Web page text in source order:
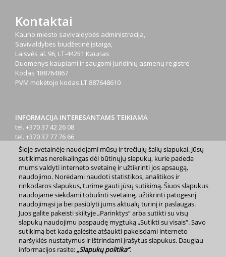
Kontaktai
Kauno miesto savivaldybės administracija,
Savivaldybės biudžetinė įstaiga,
Laisvės al. 96, LT-44251 Kaunas
Duomenys kaupiami ir saugomi Juridinių asmenų registre
Kodas 188764867
PVM mokėtojo kodas LT 887648610
INFORMACIJA INTERESANTAMS TEIKIAMA
tel. +370 37 42 26 08
tel. +370 37 77 76 66
tel. +370 660 07000
el. p.info@kaunas.lt
2023 m. Kauno miesto savivaldybė. Kopijuoti ir platinti
www.kaunas.lt skelbiamą informaciją be autorių sutikimo draudžiama.
Svetainės žemėlapis »
Šioje svetainėje naudojami mūsų ir trečiųjų šalių slapukai. Jūsų
sutikimas nereikalingas dėl būtinųjų slapukų, kurie padeda
mums valdyti interneto svetainę ir užtikrinti jos apsaugą,
naudojimo. Norėdami naudoti statistikos, analitikos ir
rinkodaros slapukus, turime gauti jūsų sutikimą. Šiuos slapukus
naudojame siekdami tobulinti svetainę, užtikrinti patogesnį
naudojimąsi ja bei pasiūlyti jums aktualų turinį ir paslaugas.
Juos galite pakeisti skiltyje „Parinktys“ arba sutikti su visų
slapukų naudojimu paspaudę mygtuką „Sutikti su visais“. Savo
sutikimą bet kada galėsite atšaukti pakeisdami interneto
naršyklės nustatymus ir ištrindami įrašytus slapukus. Daugiau
informacijos rasite:„Slapukų politika“.